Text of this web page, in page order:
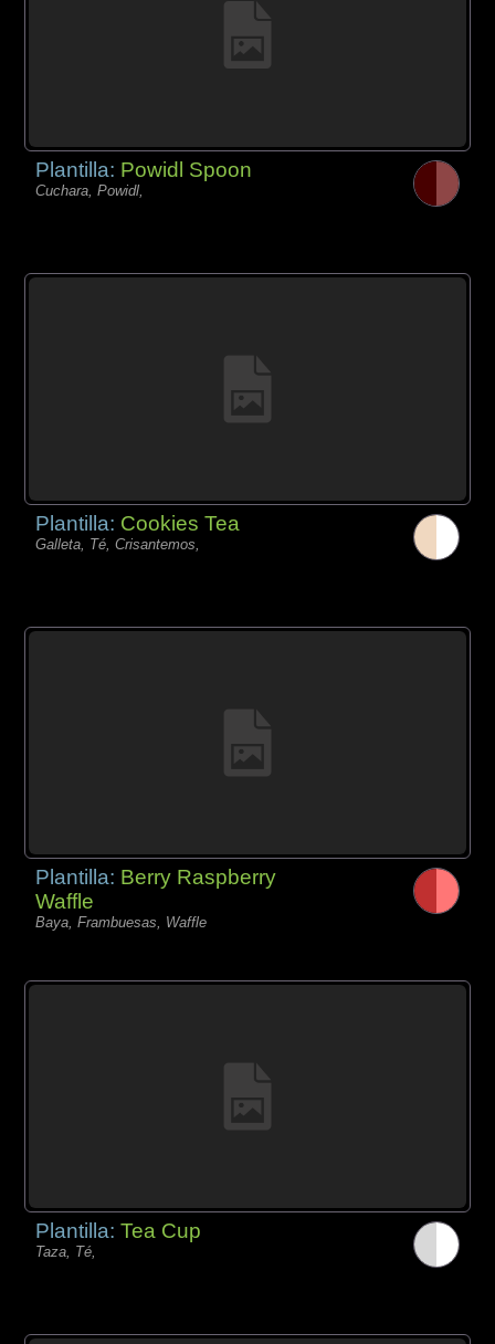
Plantilla: Powidl Spoon
Cuchara, Powidl,
Plantilla: Cookies Tea
Galleta, Té, Crisantemos,
Plantilla: Berry Raspberry
Waffle
Baya, Frambuesas, Waffle
Plantilla:Tea Cup
Taza, Té,